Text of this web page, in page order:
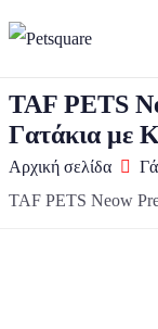
TAF PETS
Γατάκια με
Αρχική σελίδα
TAF PETS Neow